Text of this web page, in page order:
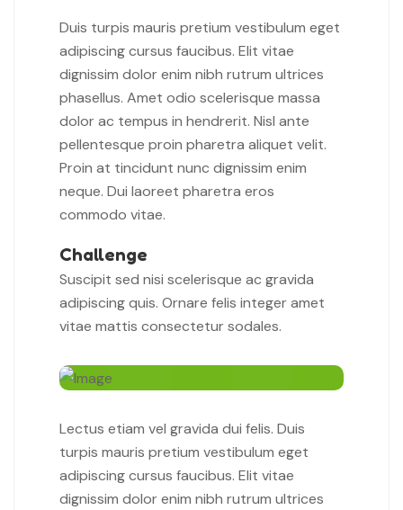
Duis turpis mauris pretium vestibulum eget
adipiscing cursus faucibus. Elit vitae
dignissim dolor enim nibh rutrum ultrices
phasellus. Amet odio scelerisque massa
dolor ac tempus in hendrerit. Nisl ante
pellentesque proin pharetra aliquet velit.
Proin at tincidunt nunc dignissim enim
neque. Dui laoreet pharetra eros
commodo vitae.
Challenge
Suscipit sed nisi scelerisque ac gravida
adipiscing quis. Ornare felis integer amet
vitae mattis consectetur sodales.
Lectus etiam vel gravida dui felis. Duis
turpis mauris pretium vestibulum eget
adipiscing cursus faucibus. Elit vitae
dignissim dolor enim nibh rutrum ultrices